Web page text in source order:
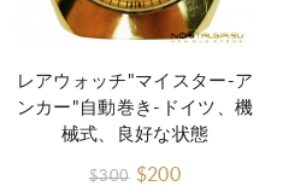
レアウォッチ"マイスター-ア
ンカー"自動巻き-ドイツ、機
械式、良好な状態
$300 $200